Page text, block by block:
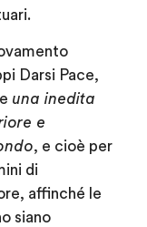
Darsi Pace,
una inedita
e
, e cioè per
di
affinché le
siano